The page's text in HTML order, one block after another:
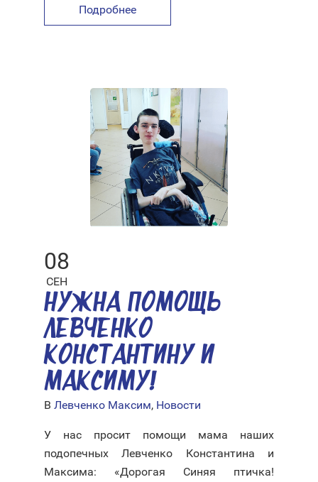
Подробнее
08
СЕН
НУЖНА ПОМОЩЬ
ЛЕВЧЕНКО
КОНСТАНТИНУ И
МАКСИМУ!
В Левченко Максим, Новости
У нас просит помощи мама наших
подопечных Левченко Константина и
Максима: «Дорогая Синяя птичка!